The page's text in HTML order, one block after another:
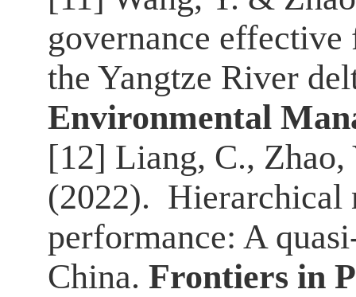
governance
the Yangtze River
Environmental
[12] Liang, C., Zhao,
(2022). Hierarchical
performance: A
China. Frontiers in